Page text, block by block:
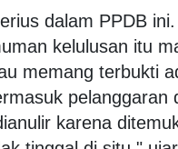
dalam PPDB
kelulusan itu
memang terbukti
pelanggaran
karena